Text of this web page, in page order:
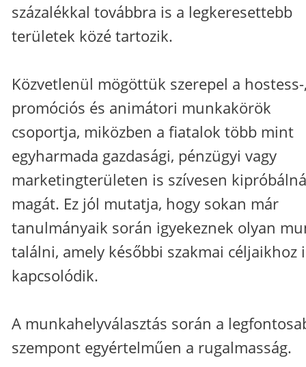
százalékkal továbbra is a legkeresettebb
területek közé tartozik.
Közvetlenül mögöttük szerepel a
promóciós és animátori munkakörök
csoportja, miközben a fiatalok több mint
egyharmada gazdasági, pénzügyi vagy
marketingterületen is szívesen kipróbálná
magát. Ez jól mutatja, hogy sokan már
tanulmányaik során igyekeznek olyan
találni, amely későbbi szakmai céljaikhoz
kapcsolódik.
A munkahelyválasztás során a
szempont egyértelműen a rugalmasság.